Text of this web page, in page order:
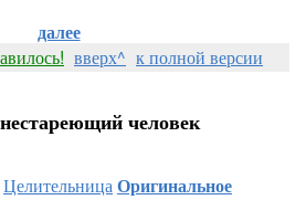
далее
вверх^ к полной версии
человек
ЦелительницаОригинальное